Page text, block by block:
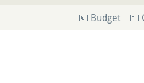
💶 Budget 💴